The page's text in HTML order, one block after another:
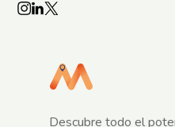
Descubre todo el